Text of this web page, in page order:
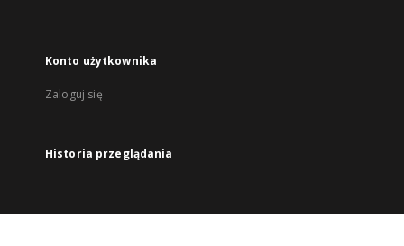
Konto użytkownika
Zaloguj się
Historia przeglądania